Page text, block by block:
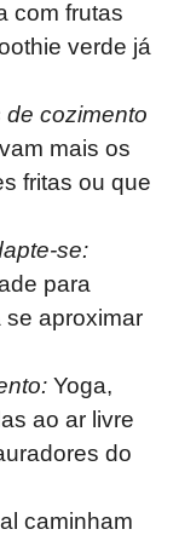
com frutas
verde já
cozimento
mais os
fritas ou que
se:
para
se aproximar
Yoga,
ao ar livre
do
caminham